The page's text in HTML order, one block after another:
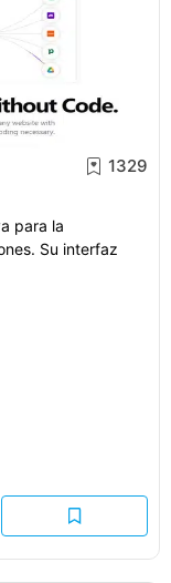
1329
para la
Su interfaz